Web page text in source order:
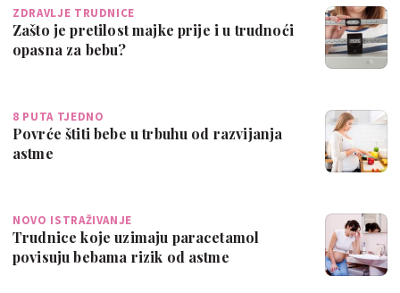
ZDRAVLJE TRUDNICE
Zašto je pretilost majke prije i u trudnoći
opasna za bebu?
8 PUTA TJEDNO
Povrće štiti bebe u trbuhu od razvijanja
astme
NOVO ISTRAŽIVANJE
Trudnice koje uzimaju paracetamol
povisuju bebama rizik od astme